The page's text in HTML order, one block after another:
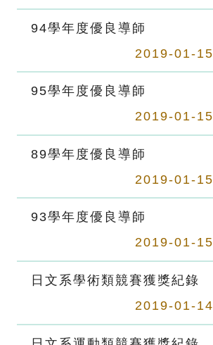
94學年度優良導師
2019-01-15
95學年度優良導師
2019-01-15
89學年度優良導師
2019-01-15
93學年度優良導師
2019-01-15
日文系學術類競賽獲獎紀錄
2019-01-14